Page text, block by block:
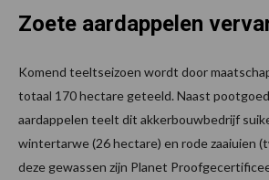
Zoete aardappelen
Komend teeltseizoen wordt door
totaal 170 hectare geteeld. Naast
aardappelen teelt dit akkerbouwbedrijf
wintertarwe (26 hectare) en rode zaaiuien
deze gewassen zijn Planet